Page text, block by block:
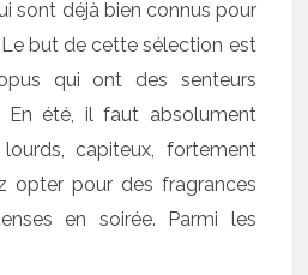
sont déjà bien connus pour
but de cette sélection est
qui ont des senteurs
En été, il faut absolument
capiteux, fortement
opter pour des fragrances
en soirée. Parmi les